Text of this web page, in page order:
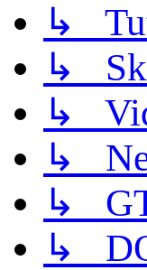
↳
↳
↳
↳
↳
↳